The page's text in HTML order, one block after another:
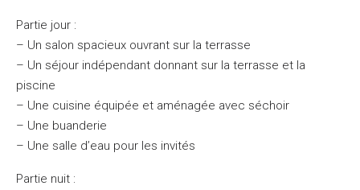
Partie jour :
– Un salon spacieux ouvrant sur la terrasse
– Un séjour indépendant donnant sur la terrasse et la
piscine
– Une cuisine équipée et aménagée avec séchoir
– Une buanderie
– Une salle d’eau pour les invités
Partie nuit :